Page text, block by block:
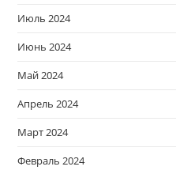
Июль 2024
Июнь 2024
Май 2024
Апрель 2024
Март 2024
Февраль 2024